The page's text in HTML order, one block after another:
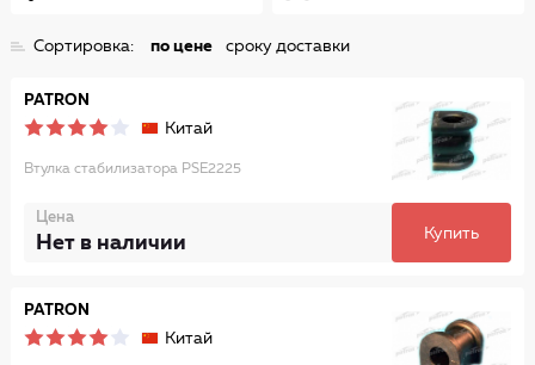
Сортировка: по цене сроку доставки
PATRON
Китай
Втулка стабилизатора PSE2225
Цена
Нет в наличии Купить
PATRON
Китай